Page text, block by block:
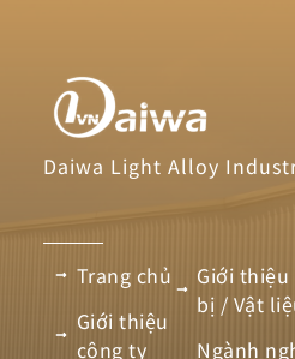
Daiwa Light Alloy
Trang chủ
Giới thiệu
công ty
Giới
bị / Vật
Ngành